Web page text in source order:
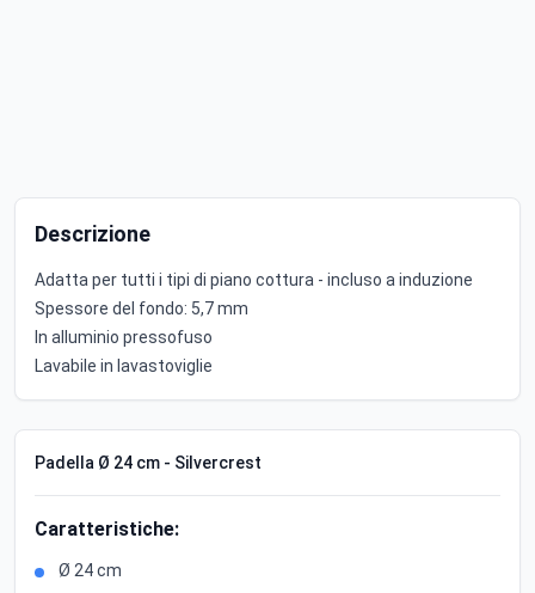
Descrizione
Adatta per tutti i tipi di piano cottura - incluso a induzione
Spessore del fondo: 5,7 mm
In alluminio pressofuso
Lavabile in lavastoviglie
Padella Ø 24 cm - Silvercrest
Caratteristiche:
Ø 24 cm